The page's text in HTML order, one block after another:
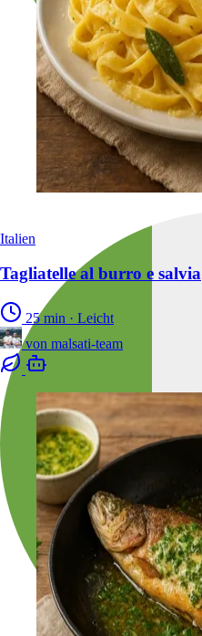
Italien
Tagliatelle al burro e salvia
25 min · Leicht
von malsati-team